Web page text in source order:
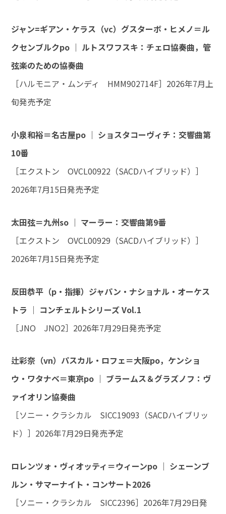
ジャン=ギアン・ケラス（vc）グスターボ・ヒメノ＝ル
クセンブルクpo ｜ ルトスワフスキ：チェロ協奏曲，管
弦楽のための協奏曲
［ハルモニア・ムンディ HMM902714F］2026年7月上
旬発売予定
小泉和裕＝名古屋po ｜ ショスタコーヴィチ：交響曲第
10番
［エクストン OVCL00922（SACDハイブリッド）］
2026年7月15日発売予定
太田弦＝九州so ｜ マーラー：交響曲第9番
［エクストン OVCL00929（SACDハイブリッド）］
2026年7月15日発売予定
反田恭平（p・指揮）ジャパン・ナショナル・オーケス
トラ ｜ コンチェルトシリーズ Vol.1
［JNO JNO2］2026年7月29日発売予定
辻彩奈（vn）パスカル・ロフェ＝大阪po，ケンショ
ウ・ワタナベ＝東京po ｜ ブラームス＆グラズノフ：ヴ
ァイオリン協奏曲
［ソニー・クラシカル SICC19093（SACDハイブリッ
ド）］2026年7月29日発売予定
ロレンツォ・ヴィオッティ＝ウィーンpo ｜ シェーンブ
ルン・サマーナイト・コンサート2026
［ソニー・クラシカル SICC2396］2026年7月29日発